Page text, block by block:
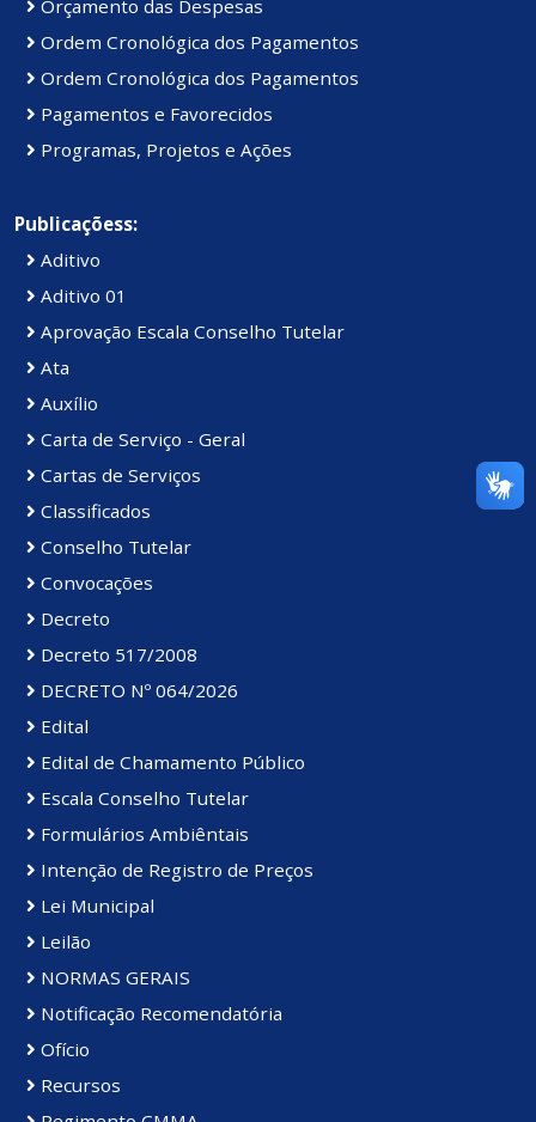
Orçamento das Despesas
Ordem Cronológica dos Pagamentos
Ordem Cronológica dos Pagamentos
Pagamentos e Favorecidos
Programas, Projetos e Ações
Publicaçõess:
Aditivo
Aditivo 01
Aprovação Escala Conselho Tutelar
Ata
Auxílio
Carta de Serviço - Geral
Cartas de Serviços
Classificados
Conselho Tutelar
Convocações
Decreto
Decreto 517/2008
DECRETO Nº 064/2026
Edital
Edital de Chamamento Público
Escala Conselho Tutelar
Formulários Ambiêntais
Intenção de Registro de Preços
Lei Municipal
Leilão
NORMAS GERAIS
Notificação Recomendatória
Ofício
Recursos